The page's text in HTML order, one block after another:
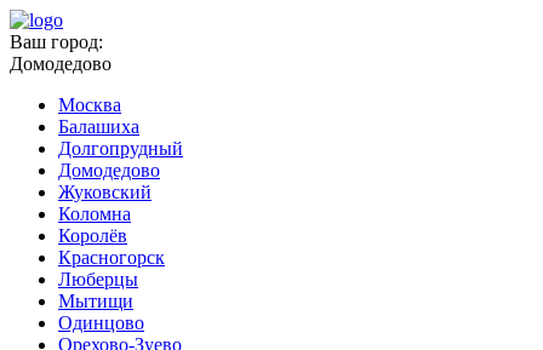
Ваш город:
Домодедово
Москва
Балашиха
Долгопрудный
Домодедово
Жуковский
Коломна
Королёв
Красногорск
Люберцы
Мытищи
Одинцово
Орехово-Зуево